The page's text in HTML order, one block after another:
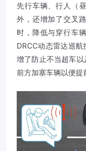
先行车辆、行人（
外，还增加了交叉
时，降低与穿行车
DRCC动态雷达巡
增了防止不当超车
前方加塞车辆以便提